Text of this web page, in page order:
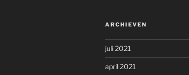
ARCHIEVEN
juli 2021
april 2021